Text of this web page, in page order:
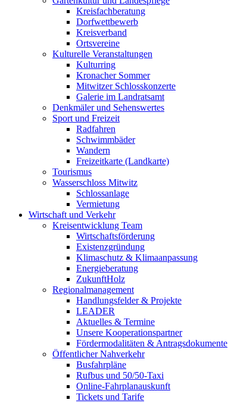
Kreisfachberatung
Dorfwettbewerb
Kreisverband
Ortsvereine
Kulturelle Veranstaltungen
Kulturring
Kronacher Sommer
Mitwitzer Schlosskonzerte
Galerie im Landratsamt
Denkmäler und Sehenswertes
Sport und Freizeit
Radfahren
Schwimmbäder
Wandern
Freizeitkarte (Landkarte)
Tourismus
Wasserschloss Mitwitz
Schlossanlage
Vermietung
Wirtschaft und Verkehr
Kreisentwicklung Team
Wirtschaftsförderung
Existenzgründung
Klimaschutz & Klimaanpassung
Energieberatung
ZukunftHolz
Regionalmanagement
Handlungsfelder & Projekte
LEADER
Aktuelles & Termine
Unsere Kooperationspartner
Fördermodalitäten & Antragsdokumente
Öffentlicher Nahverkehr
Busfahrpläne
Rufbus und 50/50-Taxi
Online-Fahrplanauskunft
Tickets und Tarife